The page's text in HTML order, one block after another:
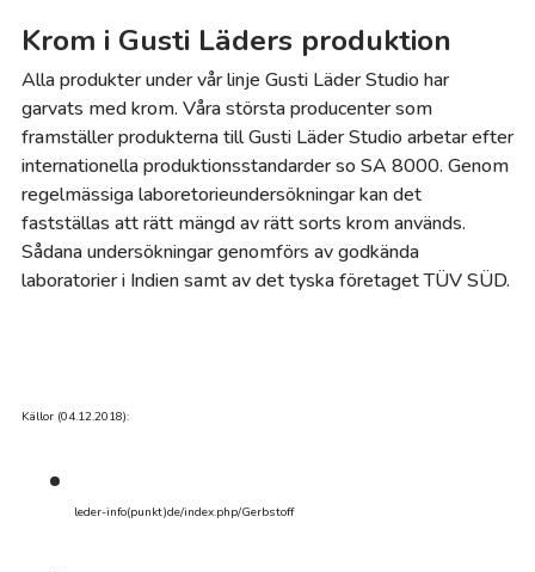
Krom i Gusti Läders produktion
Alla produkter under vår linje Gusti Läder Studio har
garvats med krom. Våra största producenter som
framställer produkterna till Gusti Läder Studio arbetar efter
internationella produktionsstandarder so SA 8000. Genom
regelmässiga laboretorieundersökningar kan det
fastställas att rätt mängd av rätt sorts krom används.
Sådana undersökningar genomförs av godkända
laboratorier i Indien samt av det tyska företaget TÜV SÜD.
Källor (04.12.2018):
leder-info(punkt)de/index.php/Gerbstoff